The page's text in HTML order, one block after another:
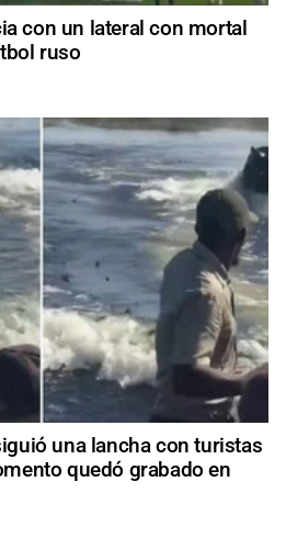
con un lateral con mortal
ruso
una lancha con turistas
quedó grabado en